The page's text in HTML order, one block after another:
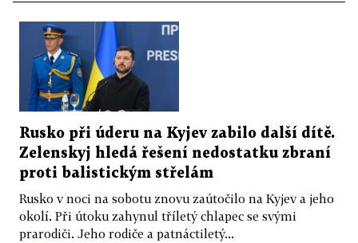
Rusko při úderu na Kyjev zabilo další dítě.
Zelenskyj hledá řešení nedostatku zbraní
proti balistickým střelám
Rusko v noci na sobotu znovu zaútočilo na Kyjev a jeho
okolí. Při útoku zahynul tříletý chlapec se svými
prarodiči. Jeho rodiče a patnáctiletý...